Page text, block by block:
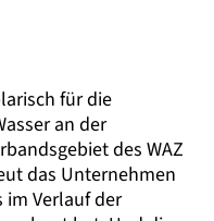
für die
an der
des WAZ
das Unternehmen
im Verlauf der